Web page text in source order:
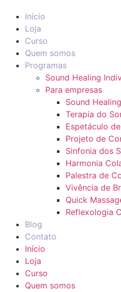
Início
Loja
Curso
Quem somos
Programas
Sound Healing
Para empresas
Sound
Terapia do
Espetáculo
Projeto de
Sinfonia dos
Harmonia
Palestra de
Vivência de
Quick
Reflexologia
Blog
Contato
Início
Loja
Curso
Quem somos